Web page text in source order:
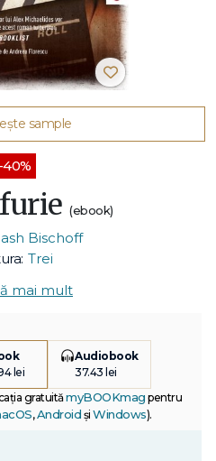
sample
-40%
(ebook)
Bischoff
Trei
mai mult
lei
Audiobook
37.43 lei
gratuitămyBOOKmag pentru
,Android și Windows).